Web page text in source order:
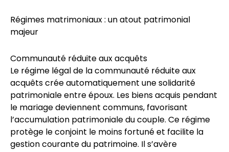
Régimes matrimoniaux : un atout patrimonial
majeur
Communauté réduite aux acquêts
Le régime légal de la communauté réduite aux
acquêts crée automatiquement une solidarité
patrimoniale entre époux. Les biens acquis pendant
le mariage deviennent communs, favorisant
l’accumulation patrimoniale du couple. Ce régime
protège le conjoint le moins fortuné et facilite la
gestion courante du patrimoine. Il s’avère